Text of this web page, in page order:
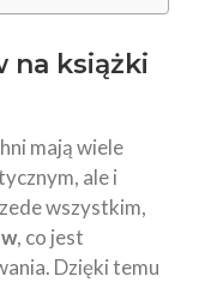
na książki
mają wiele
ale i
wszystkim,
, co jest
Dzięki temu